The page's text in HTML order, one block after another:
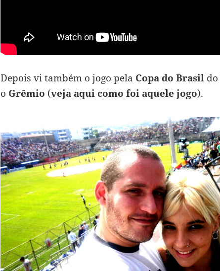
Depois vi também o jogo pela Copa do Brasil do
o Grêmio (veja aqui como foi aquele jogo).